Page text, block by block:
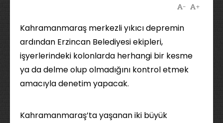
+
-
Kahramanmaraş merkezli yıkıcı depremin
ardından Erzincan Belediyesi ekipleri,
işyerlerindeki kolonlarda herhangi bir kesme
ya da delme olup olmadığını kontrol etmek
amacıyla denetim yapacak.
Kahramanmaraş’ta yaşanan iki büyük